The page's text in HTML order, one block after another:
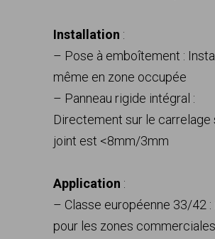
Installation :
– Pose à emboîtement :
même en zone occupée
– Panneau rigide intégral :
Directement sur le carrelage
joint est <8mm/3mm
Application :
– Classe européenne 33/42 :
pour les zones commerciales